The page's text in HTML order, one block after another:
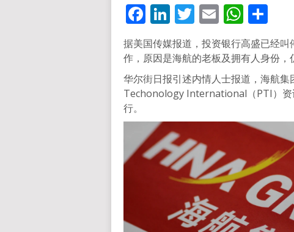
Facebook
LinkedIn
Twitter
Email
享
据美国传媒报道，投资银行高盛已经
作，原因是海航的老板及拥有人身份，
华尔街日报引述内情人士报道，海航
Techonology International（PTI）资
行。